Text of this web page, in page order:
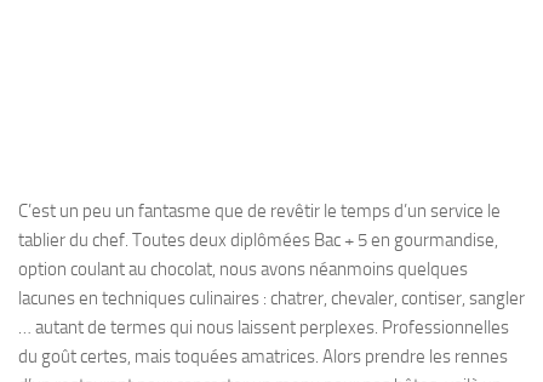
C’est un peu un fantasme que de revêtir le temps d’un service le
tablier du chef. Toutes deux diplômées Bac + 5 en gourmandise,
option coulant au chocolat, nous avons néanmoins quelques
lacunes en techniques culinaires : chatrer, chevaler, contiser, sangler
… autant de termes qui nous laissent perplexes. Professionnelles
du goût certes, mais toquées amatrices. Alors prendre les rennes